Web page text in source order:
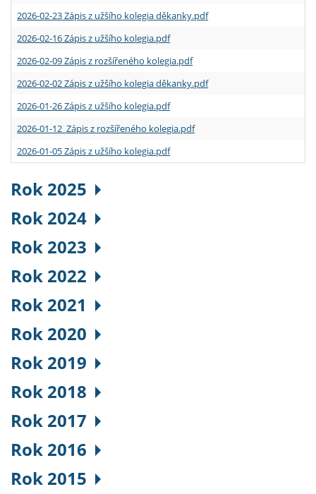
2026-02-23 Zápis z užšího kolegia děkanky.pdf
2026-02-16 Zápis z užšího kolegia.pdf
2026-02-09 Zápis z rozšířeného kolegia.pdf
2026-02-02 Zápis z užšího kolegia děkanky.pdf
2026-01-26 Zápis z užšího kolegia.pdf
2026-01-12 Zápis z rozšířeného kolegia.pdf
2026-01-05 Zápis z užšího kolegia.pdf
Rok 2025
Rok 2024
Rok 2023
Rok 2022
Rok 2021
Rok 2020
Rok 2019
Rok 2018
Rok 2017
Rok 2016
Rok 2015